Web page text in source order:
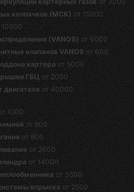
колпачков (МСК)от 15000
10000
(VANOS)от 6000
клапанов VANOSот 600
картераот 5000
ГБЦ от 2000
двигателяот 40000
1000
от 800
от 800
от 2600
от 14000
от 3500
впрыскаот 2500